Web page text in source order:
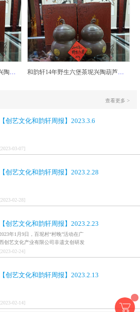
和韵轩2002年老茶头六堡茶坭兴陶葫芦茶罐 和韵轩14年野生六堡茶坭兴陶葫芦茶罐
【创艺文化和韵轩周报】2023.3.6
[2023-03-07]
【创艺文化和韵轩周报】2023.2.28
[2023-02-28]
【创艺文化和韵轩周报】2023.2.23
年1月9日，百坭村“村晚”活动在广
西创艺文化产业有限公司非遗文创研发
基地、百色市乐业县百坭壮族织布技艺
承创意基地正式开启，活动紧扣“启航
村特色设计舞美，突出乡村文艺新体
[2023-02-24]
【创艺文化和韵轩周报】2023.2.13
[2023-02-14]
查看更多 >